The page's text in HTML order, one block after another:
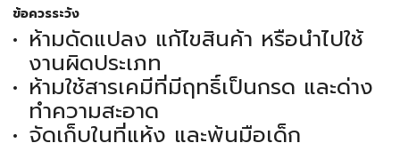
ข้อควรระวัง
ห้ามดัดแปลง แก้ไขสินค้า หรือนำไปใช้
งานผิดประเภท
ห้ามใช้สารเคมีที่มีฤทธิ์เป็นกรด และด่าง
ทำความสะอาด
จัดเก็บในที่แห้ง และพ้นมือเด็ก